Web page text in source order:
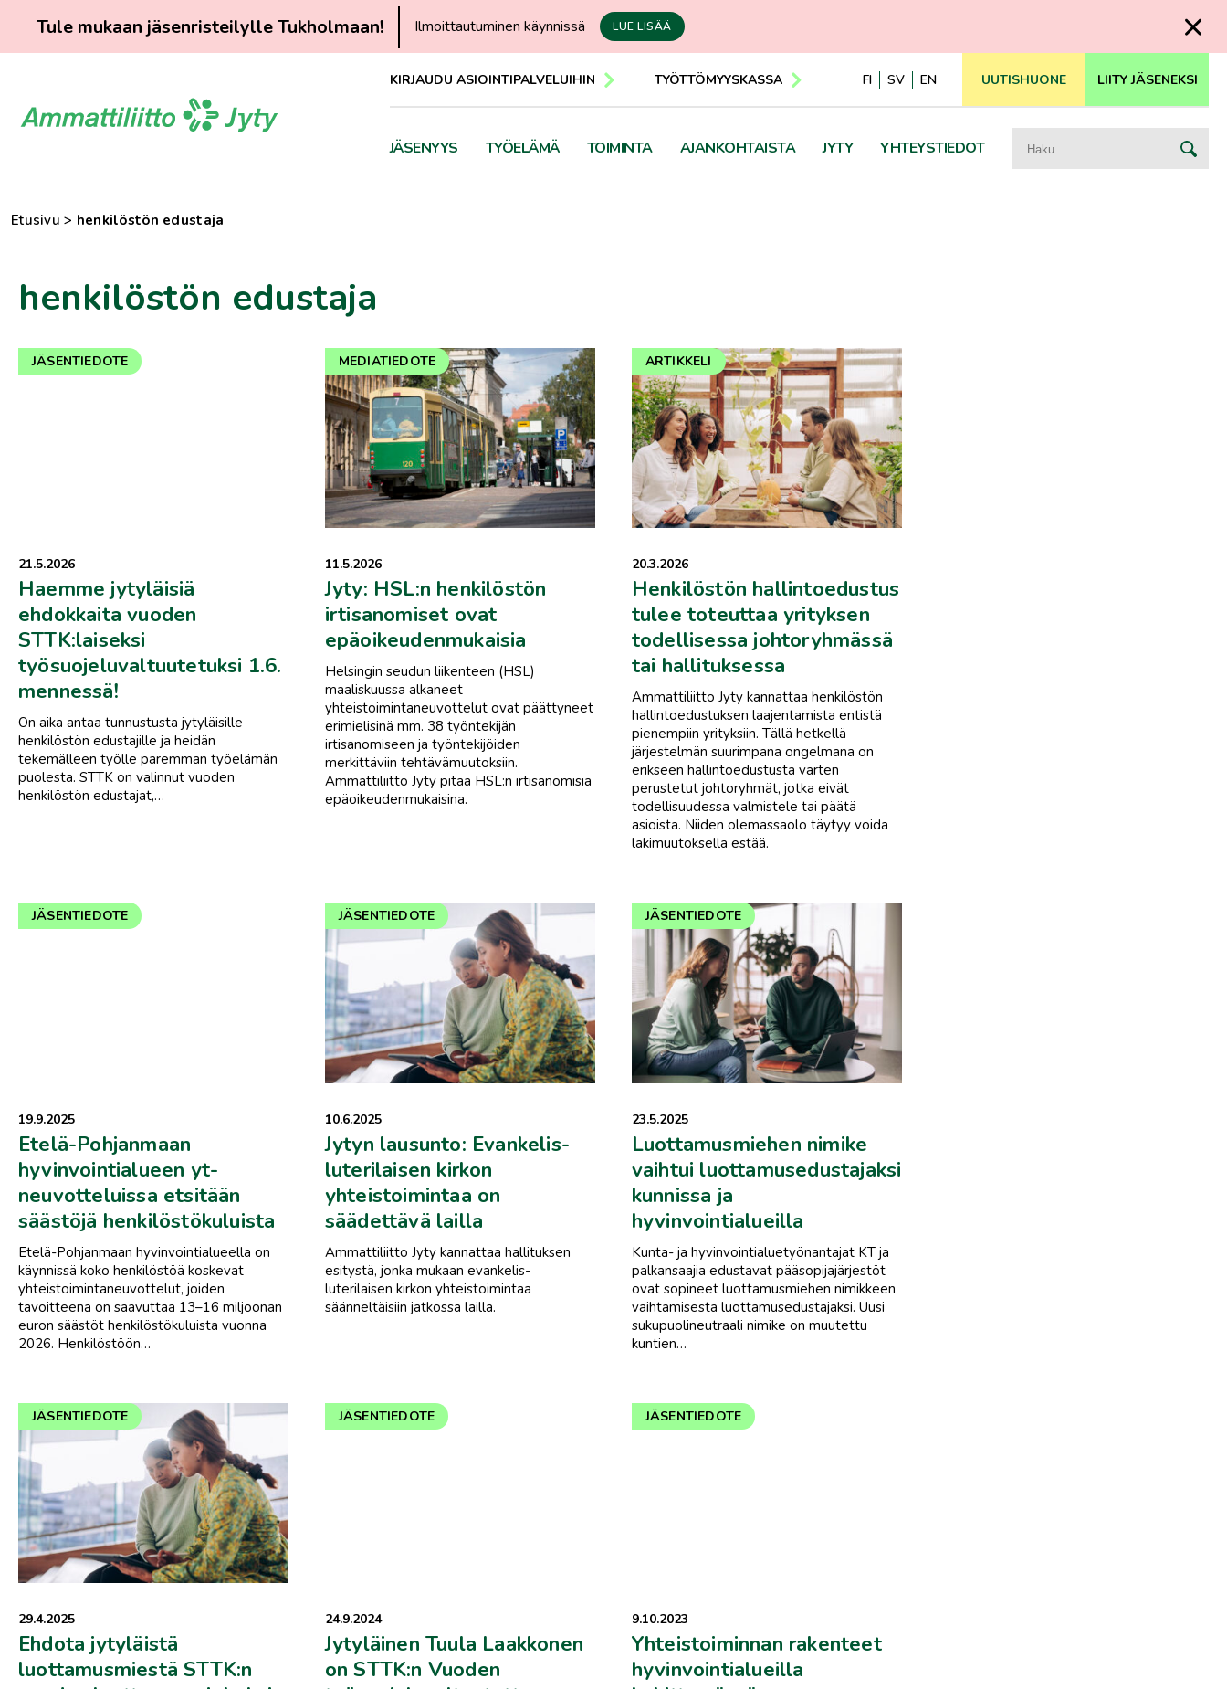
Tule mukaan jäsenristeilylle Tukholmaan! Ilmoittautuminen käynnissä LUE LISÄÄ
sisältöön
KIRJAUDU ASIOINTIPALVELUIHIN TYÖTTÖMYYSKASSA FI SV EN UUTISHUONE LIITY JÄSENEKSI
JÄSENYYS TYÖELÄMÄ TOIMINTA AJANKOHTAISTA JYTY YHTEYSTIEDOT Haku:
Etusivu > henkilöstön edustaja
henkilöstön edustaja
JÄSENTIEDOTE
21.5.2026
Haemme jytyläisiä
ehdokkaita vuoden
STTK:laiseksi
työsuojeluvaltuutetuksi 1.6.
mennessä!
On aika antaa tunnustusta jytyläisille
henkilöstön edustajille ja heidän
tekemälleen työlle paremman työelämän
puolesta. STTK on valinnut vuoden
henkilöstön edustajat,…
MEDIATIEDOTE
11.5.2026
Jyty: HSL:n henkilöstön
irtisanomiset ovat
epäoikeudenmukaisia
Helsingin seudun liikenteen (HSL)
maaliskuussa alkaneet
yhteistoimintaneuvottelut ovat päättyneet
erimielisinä mm. 38 työntekijän
irtisanomiseen ja työntekijöiden
merkittäviin tehtävämuutoksiin.
Ammattiliitto Jyty pitää HSL:n irtisanomisia
epäoikeudenmukaisina.
ARTIKKELI
20.3.2026
Henkilöstön hallintoedustus
tulee toteuttaa yrityksen
todellisessa johtoryhmässä
tai hallituksessa
Ammattiliitto Jyty kannattaa henkilöstön
hallintoedustuksen laajentamista entistä
pienempiin yrityksiin. Tällä hetkellä
järjestelmän suurimpana ongelmana on
erikseen hallintoedustusta varten
perustetut johtoryhmät, jotka eivät
todellisuudessa valmistele tai päätä
asioista. Niiden olemassaolo täytyy voida
lakimuutoksella estää.
JÄSENTIEDOTE
19.9.2025
Etelä-Pohjanmaan
hyvinvointialueen yt-
neuvotteluissa etsitään
säästöjä henkilöstökuluista
Etelä-Pohjanmaan hyvinvointialueella on
käynnissä koko henkilöstöä koskevat
yhteistoimintaneuvottelut, joiden
tavoitteena on saavuttaa 13–16 miljoonan
euron säästöt henkilöstökuluista vuonna
2026. Henkilöstöön…
JÄSENTIEDOTE
10.6.2025
Jytyn lausunto: Evankelis-
luterilaisen kirkon
yhteistoimintaa on
säädettävä lailla
Ammattiliitto Jyty kannattaa hallituksen
esitystä, jonka mukaan evankelis-
luterilaisen kirkon yhteistoimintaa
säänneltäisiin jatkossa lailla.
JÄSENTIEDOTE
23.5.2025
Luottamusmiehen nimike
vaihtui luottamusedustajaksi
kunnissa ja
hyvinvointialueilla
Kunta- ja hyvinvointialuetyönantajat KT ja
palkansaajia edustavat pääsopijajärjestöt
ovat sopineet luottamusmiehen nimikkeen
vaihtamisesta luottamusedustajaksi. Uusi
sukupuolineutraali nimike on muutettu
kuntien…
JÄSENTIEDOTE
29.4.2025
Ehdota jytyläistä
luottamusmiestä STTK:n
JÄSENTIEDOTE
24.9.2024
Jytyläinen Tuula Laakkonen
on STTK:n Vuoden
JÄSENTIEDOTE
9.10.2023
Yhteistoiminnan rakenteet
hyvinvointialueilla